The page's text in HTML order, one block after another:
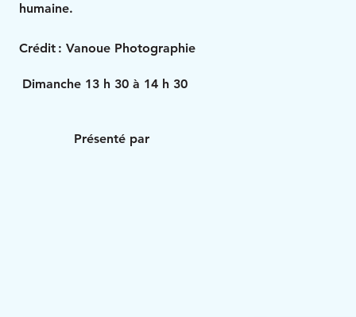
humaine.
Crédit : Vanoue Photographie
Dimanche 13 h 30 à 14 h 30
Présenté par